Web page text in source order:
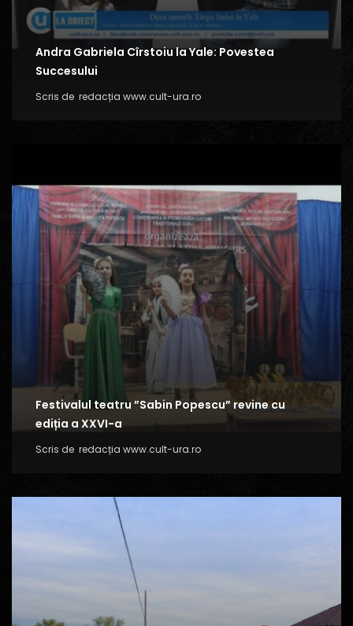
Andra Gabriela Cîrstoiu la Yale: Povestea
Succesului
Scris de redacția www.cult-ura.ro
Festivalul teatru ”Sabin Popescu” revine cu
ediția a XXVI-a
Scris de redacția www.cult-ura.ro